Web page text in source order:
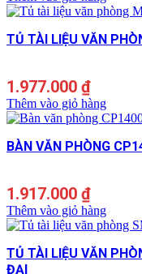
TỦ TÀI LIỆU VĂN
1.977.000 ₫
Thêm vào giỏ hàng
BÀN VĂN PHÒNG
1.917.000 ₫
Thêm vào giỏ hàng
TỦ TÀI LIỆU VĂN
ĐẠI